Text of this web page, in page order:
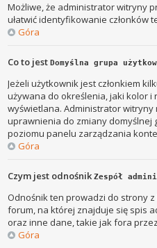
Możliwe, że administrator witryny
ułatwić identyfikowanie członków
Góra
Co to jestDomyślna grupa
Jeżeli użytkownik jest członkiem
używana do określenia, jaki kolor i
wyświetlana. Administrator
uprawnienia do zmiany domyślnej
poziomu panelu zarządzania
Góra
Czym jest odnośnikZespół
Odnośnik ten prowadzi do strony
forum, na której znajduje się spis
oraz inne dane, takie jak fora
Góra